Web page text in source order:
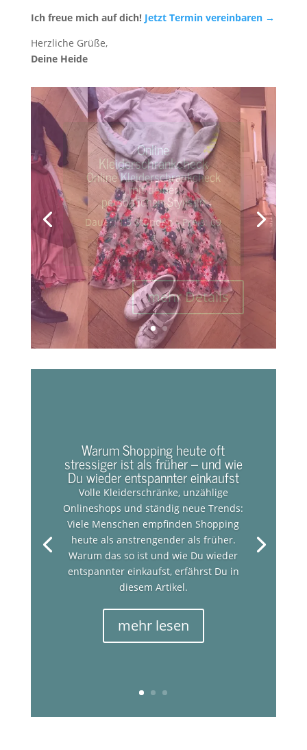
Ich freue mich auf dich! Jetzt Termin vereinbaren →
Herzliche Grüße,
Deine Heide
Kleiderschrankcheck
Kleiderschrankcheck mit
deiner persönlichenStylistin
Dauer: 3 Stunden - Preis: 179
€
mehr Details
Warum Shopping heute oft
stressiger ist als früher – und wie
Du wieder entspannter einkaufst
Volle Kleiderschränke, unzählige
Onlineshops und ständig neue Trends:
Viele Menschen empfinden Shopping
heute als anstrengender als früher.
Warum das so ist und wie Du wieder
entspannter einkaufst, erfährst Du in
diesem Artikel.
mehr lesen